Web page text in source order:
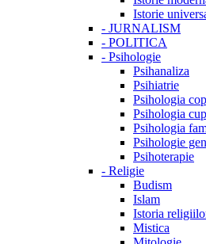
Istorie
- JURNALISM
- POLITICA
- Psihologie
Psihanaliza
Psihiatrie
Psihologia
Psihologia
Psihologia
Psihologie
Psihoterapie
- Religie
Budism
Islam
Istoria
Mistica